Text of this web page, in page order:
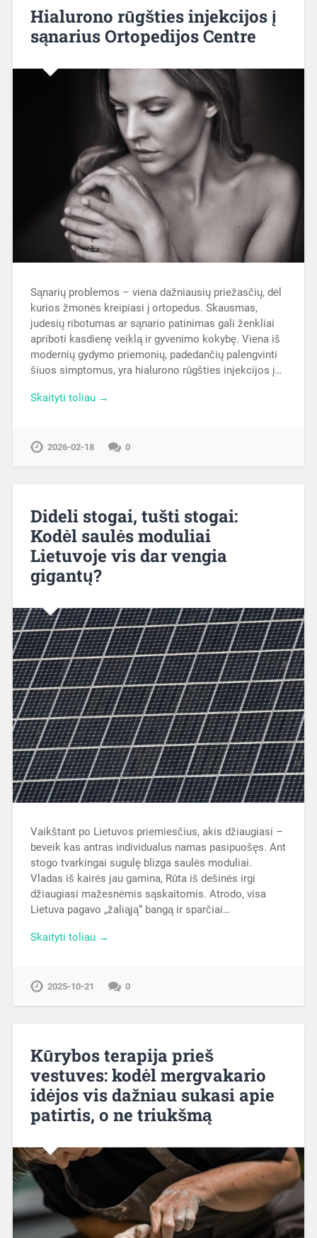
Hialurono rūgšties injekcijos į
sąnarius Ortopedijos Centre
Sąnarių problemos – viena dažniausių priežasčių, dėl
kurios žmonės kreipiasi į ortopedus. Skausmas,
judesių ribotumas ar sąnario patinimas gali ženkliai
apriboti kasdienę veiklą ir gyvenimo kokybę. Viena iš
modernių gydymo priemonių, padedančių palengvinti
šiuos simptomus, yra hialurono rūgšties injekcijos į…
Skaityti toliau →
2026-02-18 0
Dideli stogai, tušti stogai:
Kodėl saulės moduliai
Lietuvoje vis dar vengia
gigantų?
Vaikštant po Lietuvos priemiesčius, akis džiaugiasi –
beveik kas antras individualus namas pasipuošęs. Ant
stogo tvarkingai sugulę blizga saulės moduliai.
Vladas iš kairės jau gamina, Rūta iš dešinės irgi
džiaugiasi mažesnėmis sąskaitomis. Atrodo, visa
Lietuva pagavo „žaliąją“ bangą ir sparčiai…
Skaityti toliau →
2025-10-21 0
Kūrybos terapija prieš
vestuves: kodėl mergvakario
idėjos vis dažniau sukasi apie
patirtis, o ne triukšmą